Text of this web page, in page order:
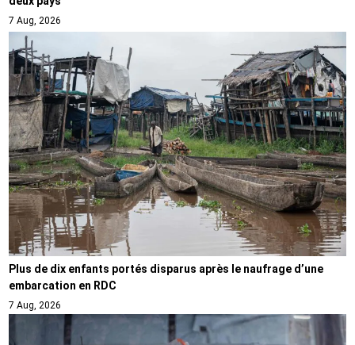
7 Aug, 2026
Plus de dix enfants portés disparus après le naufrage d’une
embarcation en RDC
7 Aug, 2026